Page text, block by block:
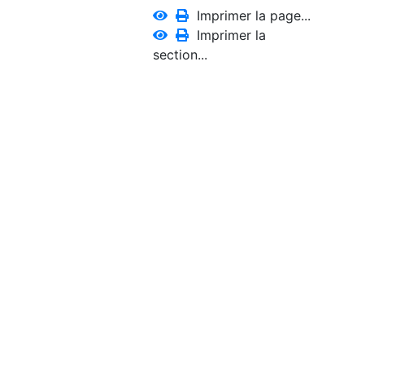
Imprimer la page...
Imprimer la
section...